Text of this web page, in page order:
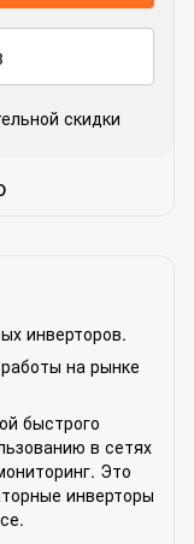
скидки
инверторов.
на рынке
быстрого
в сетях
Это
инверторы